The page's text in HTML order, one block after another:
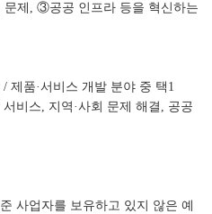
제, ③공공 인프라 등을 혁신하는
제품·서비스 개발 분야 중 택1
비스, 지역·사회 문제 해결, 공공
사업자를 보유하고 있지 않은 예